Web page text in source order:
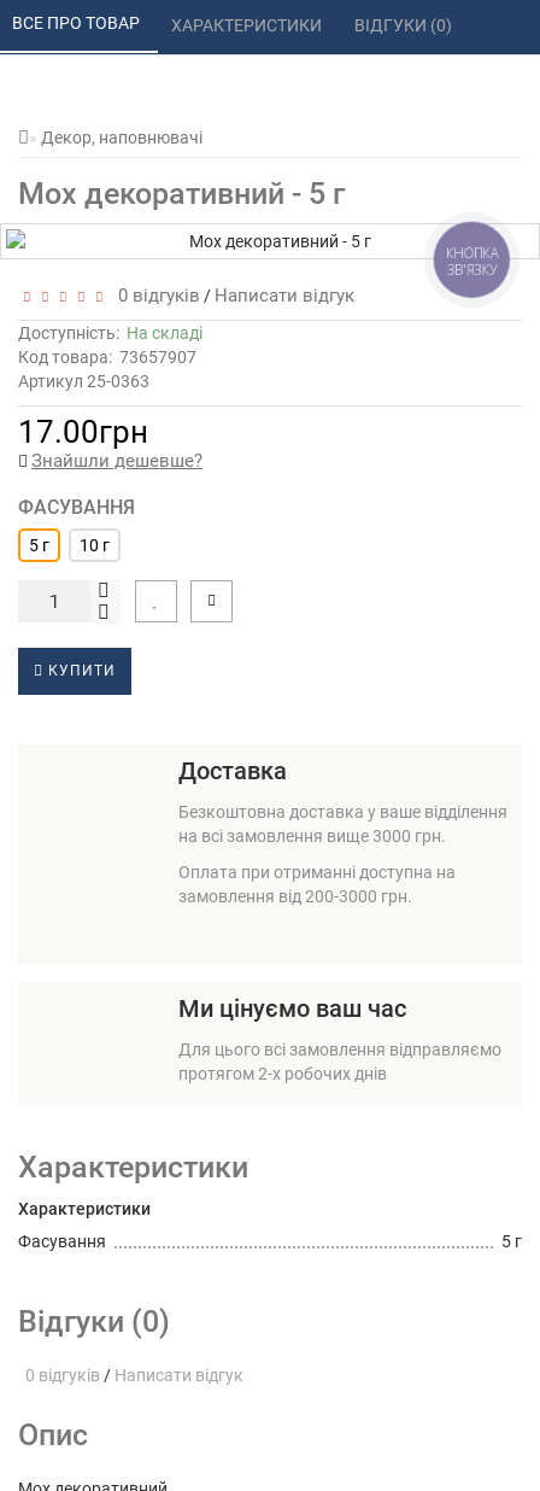
Декор, наповнювачі
Мох декоративний - 5 г
ВСЕ ПРО ТОВАР ХАРАКТЕРИСТИКИ ВІДГУКИ (0)
0 відгуків / Написати відгук
Доступність: На складі
Код товара: 73657907
Артикул 25-0363
17.00грн
Знайшли дешевше?
ФАСУВАННЯ
5 г 10 г
КУПИТИ
Доставка
Безкоштовна доставка у ваше відділення
на всі замовлення вище 3000 грн.
Оплата при отриманні доступна на
замовлення від 200-3000 грн.
Ми цінуємо ваш час
Для цього всі замовлення відправляємо
протягом 2-х робочих днів
Характеристики
Характеристики
Фасування
5 г
Відгуки (0)
0 відгуків / Написати відгук
Опис
КНОПКА
ЗВ'ЯЗКУ